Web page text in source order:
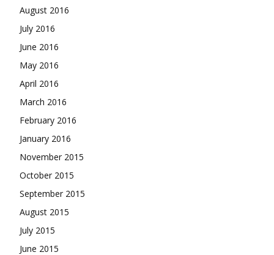
August 2016
July 2016
June 2016
May 2016
April 2016
March 2016
February 2016
January 2016
November 2015
October 2015
September 2015
August 2015
July 2015
June 2015